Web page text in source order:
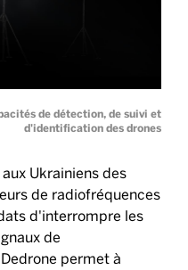
de détection, de suivi et
d'identification des drones
Ukrainiens des
de radiofréquences
d'interrompre les
de
permet à